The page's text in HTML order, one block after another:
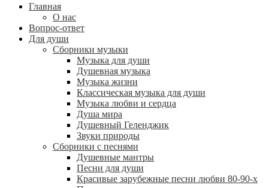
Главная
О нас
Вопрос-ответ
Для души
Сборники музыки
Музыка для души
Душевная музыка
Музыка жизни
Классическая музыка для души
Музыка любви и сердца
Душа мира
Душевный Геленджик
Звуки природы
Сборники с песнями
Душевные мантры
Песни для души
Красивые зарубежные песни любви 80-90-х